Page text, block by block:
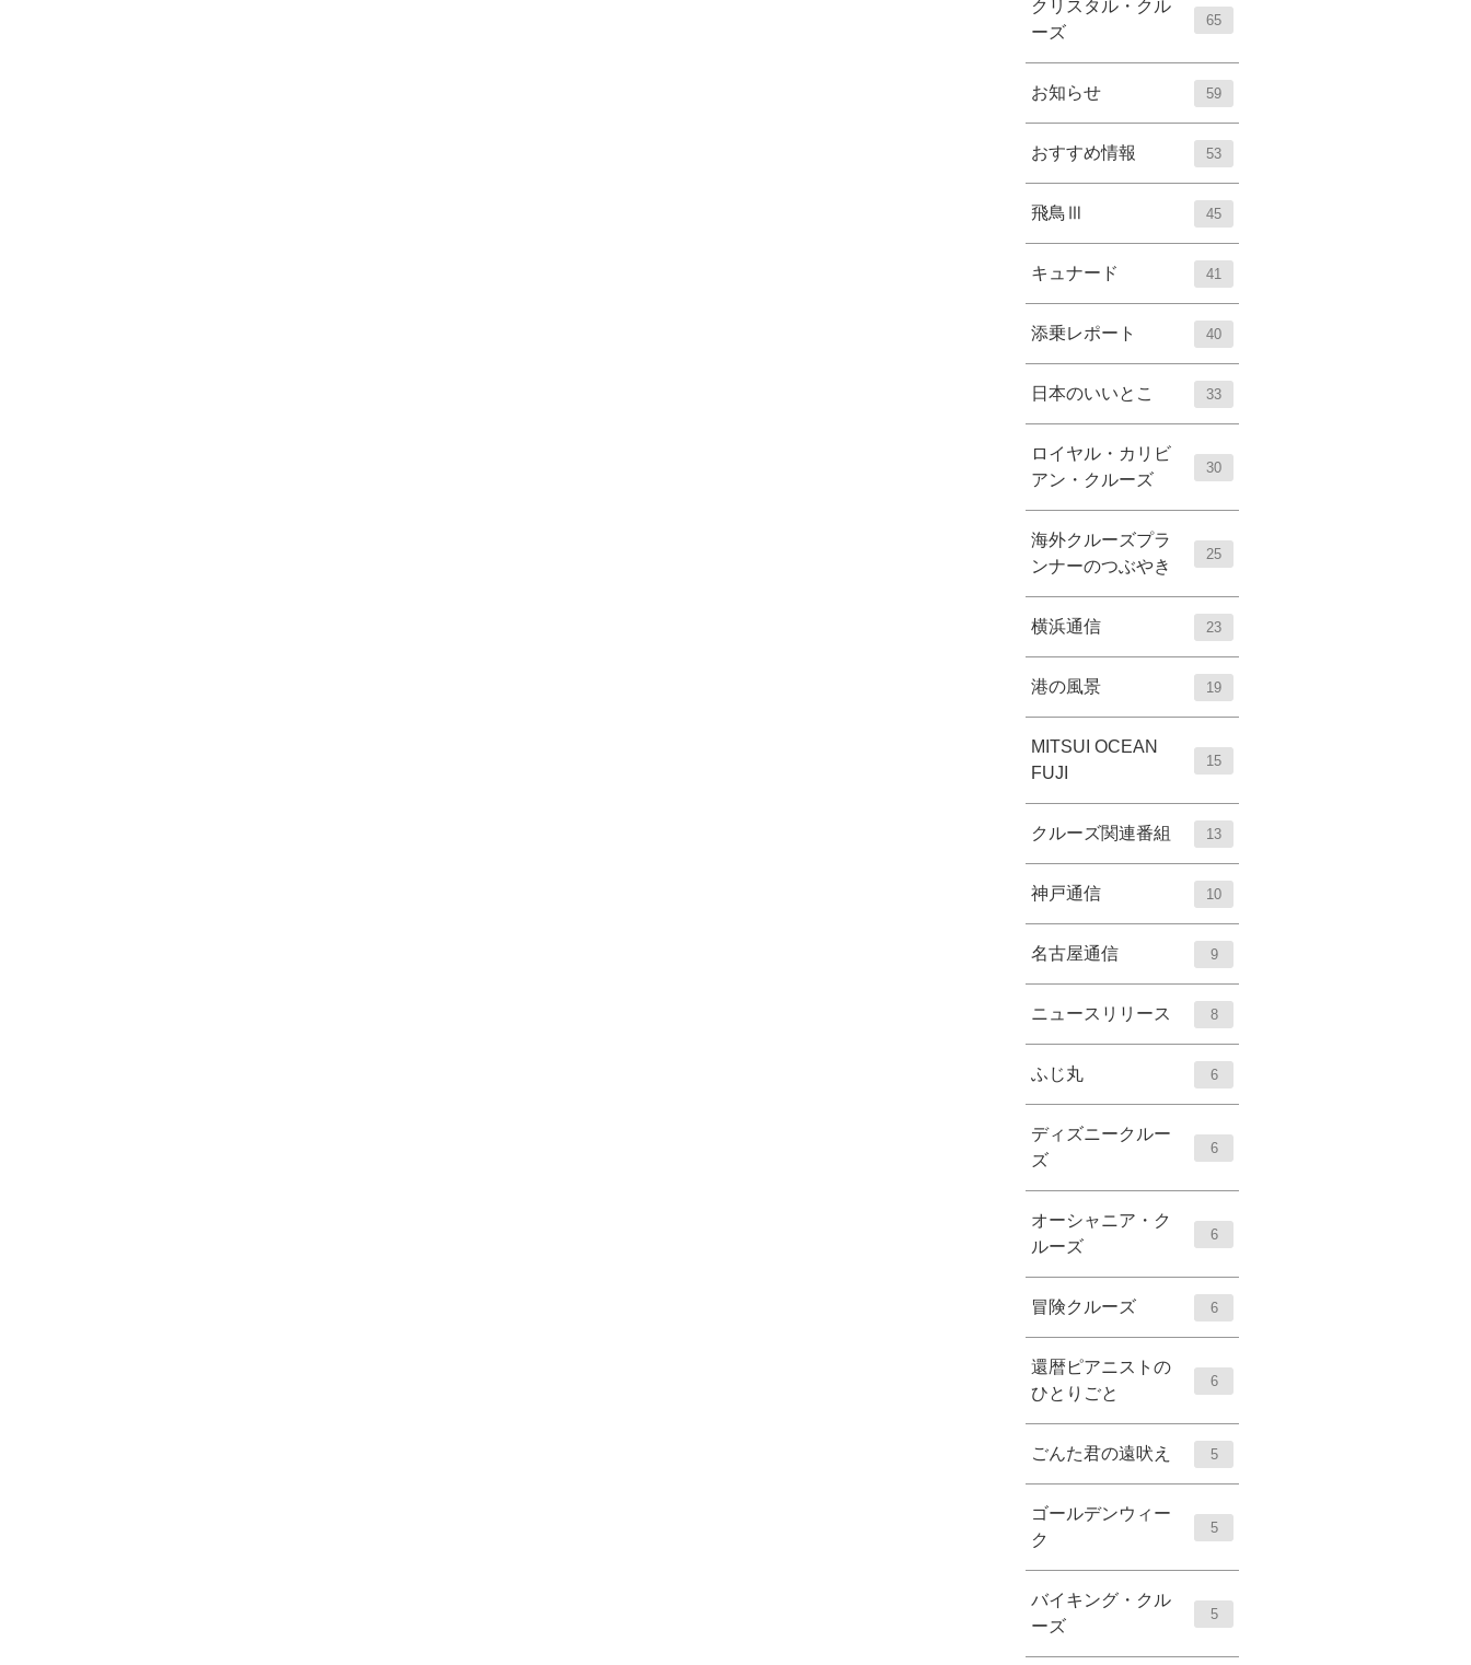
クリスタル・クル
ーズ
65
お知らせ 59
おすすめ情報 53
飛鳥Ⅲ 45
キュナード 41
添乗レポート 40
日本のいいとこ 33
ロイヤル・カリビ
アン・クルーズ
30
海外クルーズプラ
ンナーのつぶやき
25
横浜通信 23
港の風景 19
MITSUI OCEAN
FUJI
15
クルーズ関連番組 13
神戸通信 10
名古屋通信 9
ニュースリリース 8
ふじ丸 6
ディズニークルー
ズ
6
オーシャニア・ク
ルーズ
6
冒険クルーズ 6
還暦ピアニストの
ひとりごと
6
ごんた君の遠吠え 5
ゴールデンウィー
ク
5
バイキング・クル
ーズ
5